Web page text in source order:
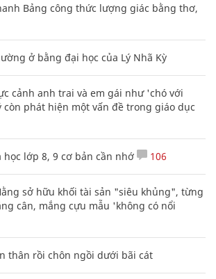
Bảng công thức lượng giác bằng thơ,
ở bằng đại học của Lý Nhã Kỳ
cảnh anh trai và em gái như 'chó với
phát hiện một vấn đề trong giáo dục
học lớp 8, 9 cơ bản cần nhớ 106
sở hữu khối tài sản "siêu khủng", từng
cân, mắng cựu mẫu 'không có nổi
thân rồi chôn ngồi dưới bãi cát